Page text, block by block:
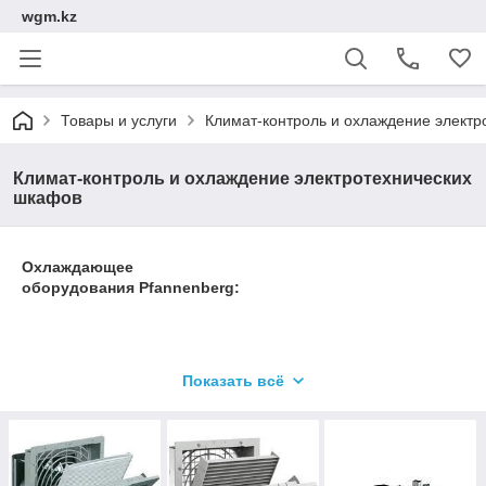
wgm.kz
Товары и услуги Климат-контроль и охлаждение
Климат-контроль и охлаждение электротехнических
шкафов
Охлаждающее
оборудования Pfannenberg:
охлаждающее устройство столь важно для Вашего
Охлаждающее устройство от Pfannenberg для Вашего
электротехнического шкафа – это больше, чем просто
аксессуар. Фактически, это основа Вашего
Показать всё